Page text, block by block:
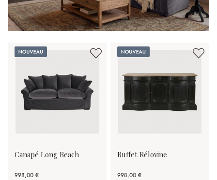
Nouveau
Canapé Long Beach
998,00 €
Nouveau
Buffet Rélovine
998,00 €